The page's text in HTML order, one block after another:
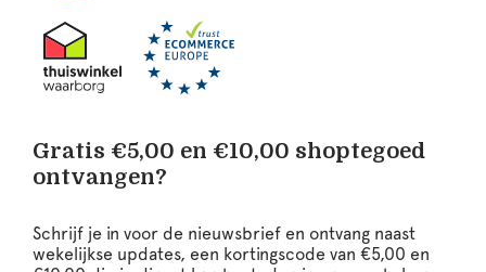
Gratis €5,00 en €10,00 shoptegoed
ontvangen?
Schrijf je in voor de nieuwsbrief en ontvang naast
wekelijkse updates, een kortingscode van €5,00 en